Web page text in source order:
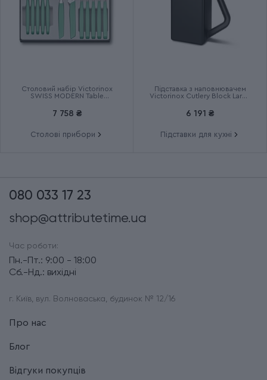
Столовий набір Victorinox
SWISS MODERN Table
7 758 ₴
Столові прибори
Підставка з наповнювачем
Victorinox Cutlery Block Large
6 191 ₴
Підставки для кухні
080 033 17 23
shop@attributetime.ua
Час роботи:
Пн.-Пт.: 9:00 - 18:00
Сб.-Нд.: вихідні
г. Київ, вул. Волноваська, будинок № 12/16
Про нас
Блог
Відгуки покупців